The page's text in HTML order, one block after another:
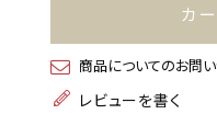
カ
商品についてのお問
レビューを書く